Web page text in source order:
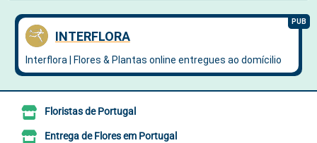
Floristas de Portugal
Entrega de Flores em Portugal